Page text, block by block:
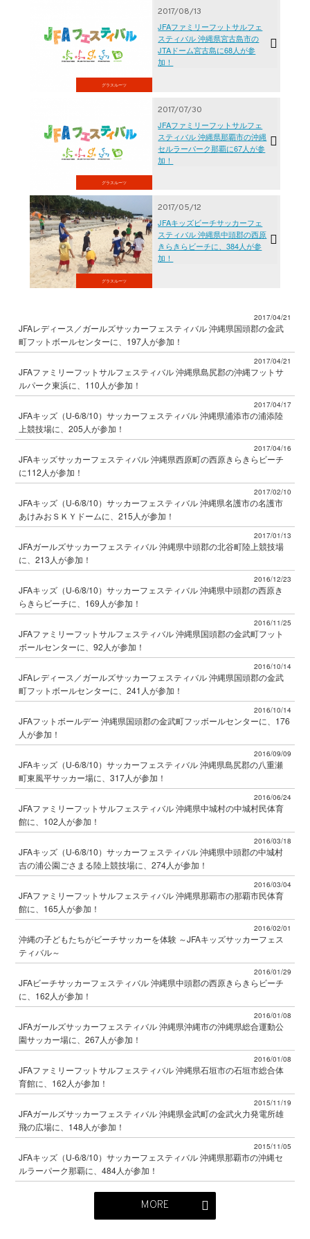
グラスルーツ
2017/08/13
JFAファミリーフットサルフェ
スティバル 沖縄県宮古島市の
JTAドーム宮古島に68人が参
加！
グラスルーツ
2017/07/30
JFAファミリーフットサルフェ
スティバル 沖縄県那覇市の沖縄
セルラーパーク那覇に67人が参
加！
グラスルーツ
2017/05/12
JFAキッズビーチサッカーフェ
スティバル 沖縄県中頭郡の西原
きらきらビーチに、384人が参
加！
2017/04/21
JFAレディース／ガールズサッカーフェスティバル 沖縄県国頭郡の金武
町フットボールセンターに、197人が参加！
2017/04/21
JFAファミリーフットサルフェスティバル 沖縄県島尻郡の沖縄フットサ
ルパーク東浜に、110人が参加！
2017/04/17
JFAキッズ（U-6/8/10）サッカーフェスティバル 沖縄県浦添市の浦添陸
上競技場に、205人が参加！
2017/04/16
JFAキッズサッカーフェスティバル 沖縄県西原町の西原きらきらビーチ
に112人が参加！
2017/02/10
JFAキッズ（U-6/8/10）サッカーフェスティバル 沖縄県名護市の名護市
あけみおＳＫＹドームに、215人が参加！
2017/01/13
JFAガールズサッカーフェスティバル 沖縄県中頭郡の北谷町陸上競技場
に、213人が参加！
2016/12/23
JFAキッズ（U-6/8/10）サッカーフェスティバル 沖縄県中頭郡の西原き
らきらビーチに、169人が参加！
2016/11/25
JFAファミリーフットサルフェスティバル 沖縄県国頭郡の金武町フット
ボールセンターに、92人が参加！
2016/10/14
JFAレディース／ガールズサッカーフェスティバル 沖縄県国頭郡の金武
町フットボールセンターに、241人が参加！
2016/10/14
JFAフットボールデー 沖縄県国頭郡の金武町フッボールセンターに、176
人が参加！
2016/09/09
JFAキッズ（U-6/8/10）サッカーフェスティバル 沖縄県島尻郡の八重瀬
町東風平サッカー場に、317人が参加！
2016/06/24
JFAファミリーフットサルフェスティバル 沖縄県中城村の中城村民体育
館に、102人が参加！
2016/03/18
JFAキッズ（U-6/8/10）サッカーフェスティバル 沖縄県中頭郡の中城村
吉の浦公園ごさまる陸上競技場に、274人が参加！
2016/03/04
JFAファミリーフットサルフェスティバル 沖縄県那覇市の那覇市民体育
館に、165人が参加！
2016/02/01
沖縄の子どもたちがビーチサッカーを体験 ～JFAキッズサッカーフェス
ティバル～
2016/01/29
JFAビーチサッカーフェスティバル 沖縄県中頭郡の西原きらきらビーチ
に、162人が参加！
2016/01/08
JFAガールズサッカーフェスティバル 沖縄県沖縄市の沖縄県総合運動公
園サッカー場に、267人が参加！
2016/01/08
JFAファミリーフットサルフェスティバル 沖縄県石垣市の石垣市総合体
育館に、162人が参加！
2015/11/19
JFAガールズサッカーフェスティバル 沖縄県金武町の金武火力発電所雄
飛の広場に、148人が参加！
2015/11/05
JFAキッズ（U-6/8/10）サッカーフェスティバル 沖縄県那覇市の沖縄セ
ルラーパーク那覇に、484人が参加！
MORE